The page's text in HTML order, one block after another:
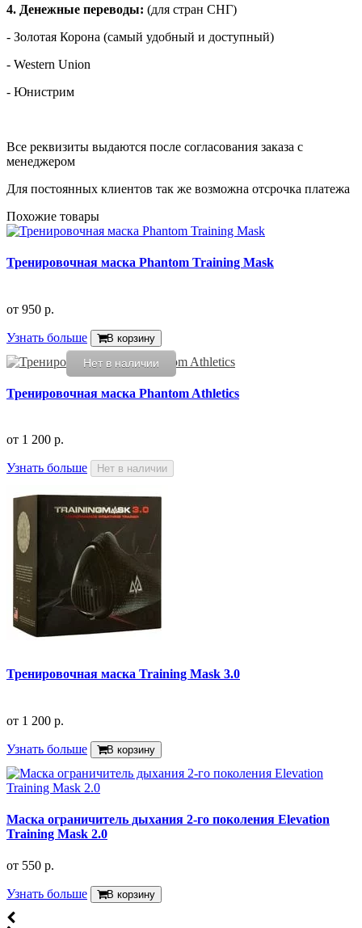
4. Денежные переводы: (для стран СНГ)
- Золотая Корона (самый удобный и доступный)
- Western Union
- Юнистрим
Все реквизиты выдаются после согласования заказа с
менеджером
Для постоянных клиентов так же возможна отсрочка платежа
Похожие товары
Тренировочная маска Phantom Training Mask
от 950 р.
Узнать больше В корзину
Нет в наличии
Тренировочная маска Phantom Athletics
от 1 200 р.
Узнать больше Нет в наличии
Тренировочная маска Training Mask 3.0
от 1 200 р.
Узнать больше В корзину
Маска ограничитель дыхания 2-го поколения Elevation
Training Mask 2.0
от 550 р.
Узнать больше В корзину